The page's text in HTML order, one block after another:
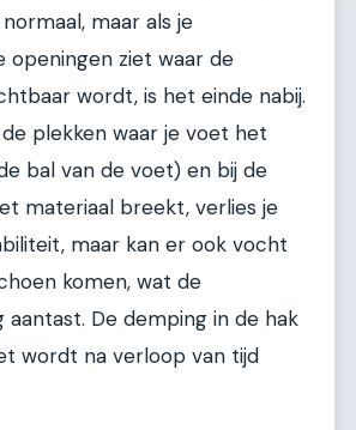
maar als je
openingen ziet waar de
wordt, is het einde nabij.
plekken waar je voet het
bal van de voet) en bij de
materiaal breekt, verlies je
maar kan er ook vocht
komen, wat de
aantast. De demping in de hak
wordt na verloop van tijd